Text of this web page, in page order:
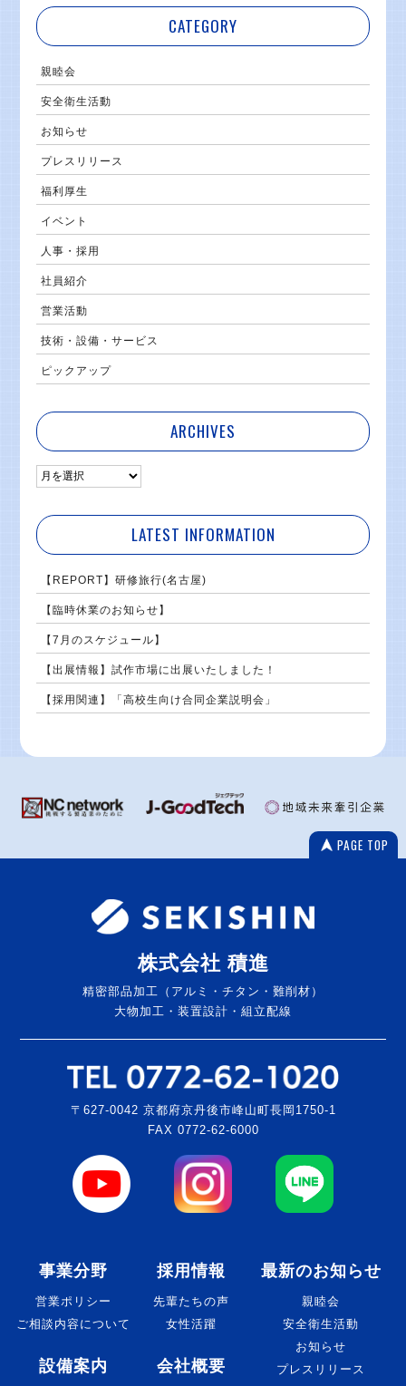
CATEGORY
親睦会
安全衛生活動
お知らせ
プレスリリース
福利厚生
イベント
人事・採用
社員紹介
営業活動
技術・設備・サービス
ピックアップ
ARCHIVES
LATEST INFORMATION
【REPORT】研修旅行(名古屋)
【臨時休業のお知らせ】
【7月のスケジュール】
【出展情報】試作市場に出展いたしました！
【採用関連】「高校生向け合同企業説明会」
PAGE TOP
株式会社 積進
精密部品加工（アルミ・チタン・難削材）
大物加工・装置設計・組立配線
〒627-0042 京都府京丹後市峰山町長岡1750-1
FAX 0772-62-6000
事業分野
営業ポリシー
ご相談内容について
設備案内
採用情報
先輩たちの声
女性活躍
会社概要
最新のお知らせ
親睦会
安全衛生活動
お知らせ
プレスリリース